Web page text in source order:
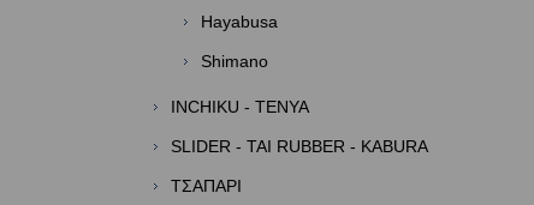
Hayabusa
Shimano
INCHIKU - TENYA
SLIDER - TAI RUBBER - KABURA
TΣΑΠΑΡΙ